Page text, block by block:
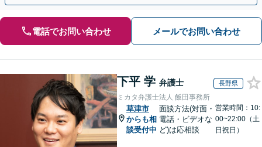
電話でお問い合わせ メールでお問い合わせ
下平 学 弁護士 長野県
ミカタ弁護士法人 飯田事務所
草津市
からも相
談受付中
面談方法(対面・
電話・ビデオな
ど)は応相談
営業時間：10:
00~22:00（土
日祝日）